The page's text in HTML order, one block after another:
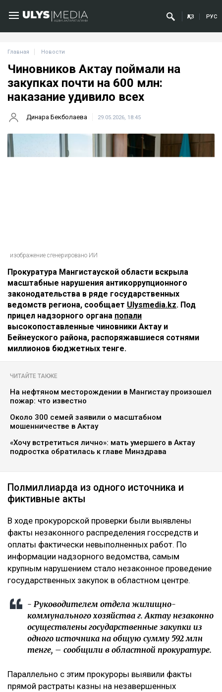
ҚАЗ РУС
Главная Новости
Чиновников Актау поймали на
закупках почти на 600 млн:
наказание удивило всех
Динара Бекболаева 29.05.2026, 18:45
изображение сгенерировано ИИ
Прокуратура Мангистауской области вскрыла
масштабные нарушения антикоррупционного
законодательства в ряде государственных
ведомств региона, сообщает Ulysmedia.kz. Под
прицел надзорного органа попали
высокопоставленные чиновники Актау и
Бейнеуского района, распоряжавшиеся сотнями
миллионов бюджетных тенге.
ЧИТАЙТЕ ТАКЖЕ
На нефтяном месторождении в Мангистау произошел
пожар: что известно
Около 300 семей заявили о масштабном
мошенничестве в Актау
«Хочу встретиться лично»: мать умершего в Актау
подростка обратилась к главе Минздрава
Полмиллиарда из одного источника и
фиктивные акты
В ходе прокурорской проверки были выявлены
факты незаконного распределения госсредств и
оплаты фактически невыполненных работ. По
информации надзорного ведомства, самым
крупным нарушением стало незаконное проведение
государственных закупок в областном центре.
- Руководителем отдела жилищно-
коммунального хозяйства г. Актау незаконно
осуществлены государственные закупки из
одного источника на общую сумму 592 млн
тенге, – сообщили в областной прокуратуре.
Параллельно с этим прокуроры выявили факты
прямой растраты казны на незавершенных